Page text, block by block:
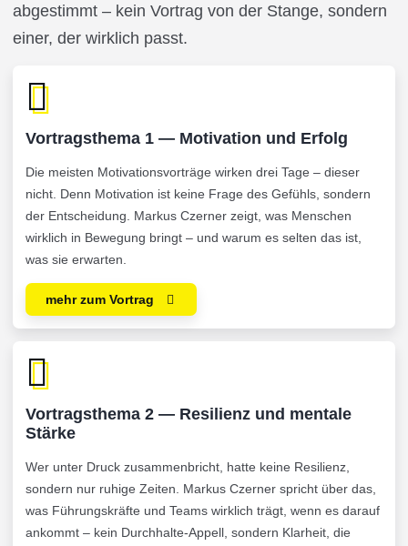
abgestimmt – kein Vortrag von der Stange, sondern
einer, der wirklich passt.
Vortragsthema 1 — Motivation und Erfolg
Die meisten Motivationsvorträge wirken drei Tage – dieser
nicht. Denn Motivation ist keine Frage des Gefühls, sondern
der Entscheidung. Markus Czerner zeigt, was Menschen
wirklich in Bewegung bringt – und warum es selten das ist,
was sie erwarten.
mehr zum Vortrag
Vortragsthema 2 — Resilienz und mentale
Stärke
Wer unter Druck zusammenbricht, hatte keine Resilienz,
sondern nur ruhige Zeiten. Markus Czerner spricht über das,
was Führungskräfte und Teams wirklich trägt, wenn es darauf
ankommt – kein Durchhalte-Appell, sondern Klarheit, die